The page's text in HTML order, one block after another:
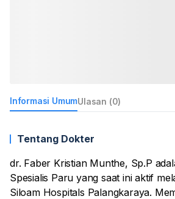
Informasi UmumUlasan (0)
Tentang Dokter
dr. Faber Kristian Munthe, Sp.P
Spesialis Paru yang saat ini aktif
Siloam Hospitals Palangkaraya.